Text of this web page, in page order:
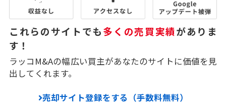
これらのサイトでも多くの売買実績がありま
す！
ラッコM&Aの幅広い買主があなたのサイトに価値を見
出してくれます。
売却サイト登録をする（手数料無料）